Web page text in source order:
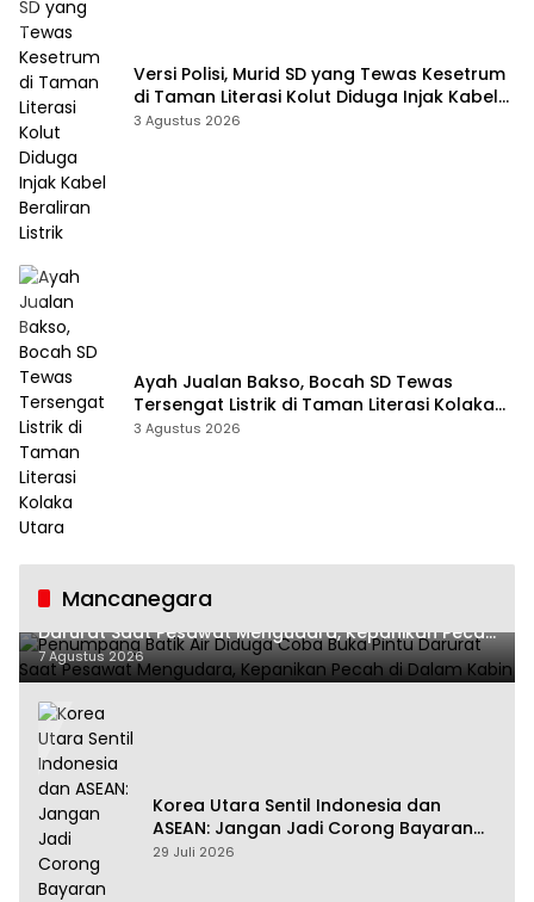
Versi Polisi, Murid SD yang Tewas Kesetrum
di Taman Literasi Kolut Diduga Injak Kabel
Beraliran Listrik
3 Agustus 2026
Ayah Jualan Bakso, Bocah SD Tewas
Tersengat Listrik di Taman Literasi Kolaka
Utara
3 Agustus 2026
Mancanegara
Penumpang Batik Air Diduga Coba Buka Pintu
Darurat Saat Pesawat Mengudara, Kepanikan Pecah
di Dalam Kabin
7 Agustus 2026
Korea Utara Sentil Indonesia dan
ASEAN: Jangan Jadi Corong Bayaran
Amerika Serikat
29 Juli 2026